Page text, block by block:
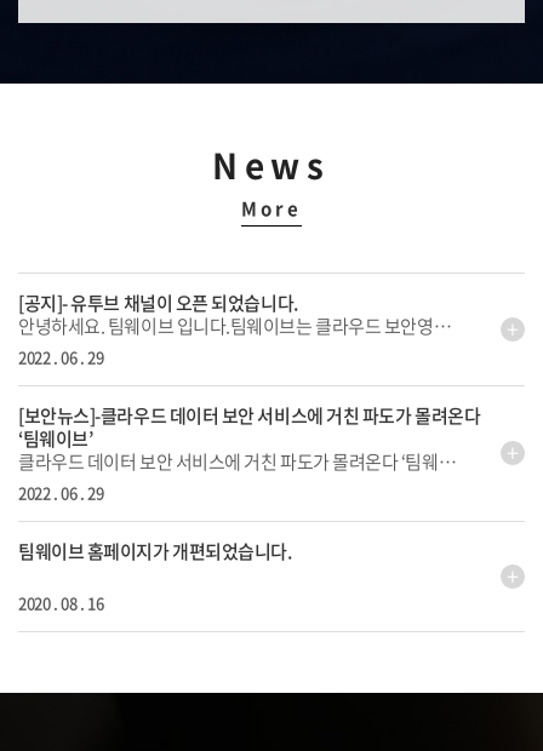
News
More
[공지]- 유투브 채널이 오픈 되었습니다.
안녕하세요. 팀웨이브 입니다.팀웨이브는 클라우드 보안영역 전문기업 스카이하이 시큐리티(Skyhigh Security)의 파트너로, 엔드포인트 보안에서 클라우드 영역의 보안까지 IT 인프라 전반에 걸친 ‘Security Solution’ 및 ‘Managed Security Service’ 전문 기업 입니다.많은 관심 부탁 드립니다.[팀웨이브 유투브 채널]https://www.youtube.com/channel/UC0iw-u3yTtgnmuCEd6P146g[팀웨이브][스카이하이 시큐리티] ZTNA 개념 및 소개https://www.youtube.com/watch?v=xo9S9hXtxI4&t[팀웨이브][스카이하이 시큐리티] CASB 개념 및 소개 https://www.youtube.com/watch?v=Sl7NsFUsV5Y&t[팀웨이브][스카이하이 시큐리티] Proxy 개념 및 소개 https://www.youtube.com/watch?v=708JyF5inso[팀웨이브][스카이하이 시큐리티] SSE 개념 및 소개 https://www.youtube.com/watch?v=TgfQXUvmiMk&t
2022 . 06 . 29
[보안뉴스]-클라우드 데이터 보안 서비스에 거친 파도가 몰려온다
‘팀웨이브’
클라우드 데이터 보안 서비스에 거친 파도가 몰려온다 ‘팀웨이브’ 코로나19로 인해 급격한 디지털 전환이 이뤄졌고, 그 중심에 있던 클라우드 역시 큰 성장을 이뤘다. 하지만 클라우드는 뚜렷한 장점만큼 사용하는 것이 쉽지 않아 자칫 잘못하면 사용자의 중요한 정보자산이 노출될 수도 있어 보안전문기업의 도움이 꼭 필요하다. 예를 들어, 클라우드 보안영역 전문기업 스카이하이 시큐리티(Skyhigh Security)의 파트너로, 엔드포인트 보안에서 클라우드 영역의 보안까지 IT 인프라 전반에 걸친 ‘Security Solution’ 및 ‘Managed Security Service’를 제공하는 팀웨이브(TeamWave)가 바로 그런 기업이다. 관련링크https://www.boannews.com/media/view.asp?idx=107855&page=1&kind=3
2022 . 06 . 29
팀웨이브 홈페이지가 개편되었습니다.
2020 . 08 . 16